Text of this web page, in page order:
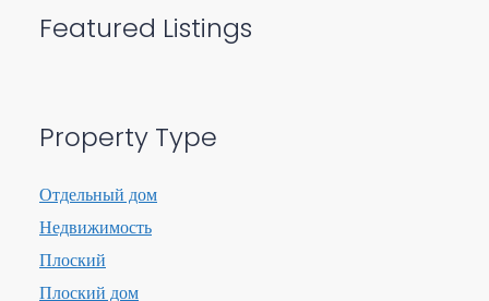
Featured Listings
Property Type
Отдельный дом
Недвижимость
Плоский
Плоский дом